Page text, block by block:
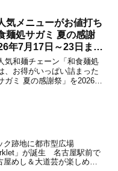
舗目となる常設店が、2026
...
気メニューがお値打ち
麺処サガミ 夏の感謝
年7月17日～23日まで
定で開催 10％オフ割
ゼントも【名古屋発】
気和麺チェーン「和食麺処
、お得がいっぱい詰まった
ガミ 夏の感謝祭」を2026年
ク跡地に都市型広場
」が誕生 名古屋駅前で
屋めし＆大道芸が楽しめる